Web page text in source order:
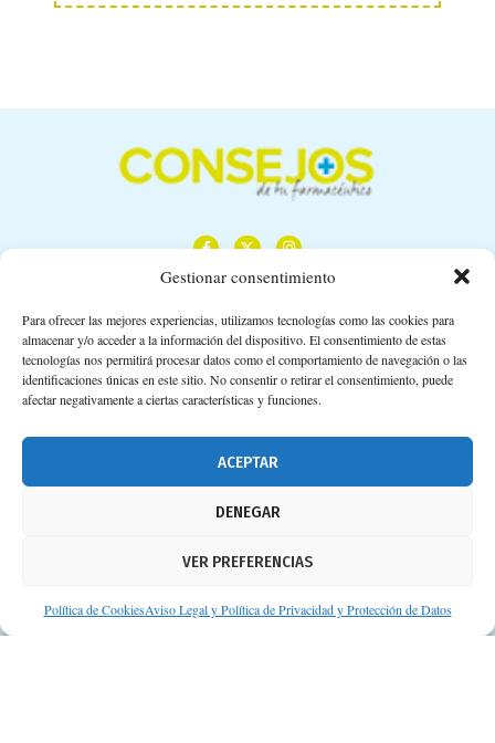
Gestionar consentimiento
Para ofrecer las mejores experiencias, utilizamos tecnologías como las cookies para
almacenar y/o acceder a la información del dispositivo. El consentimiento de estas
tecnologías nos permitirá procesar datos como el comportamiento de navegación o las
identificaciones únicas en este sitio. No consentir o retirar el consentimiento, puede
afectar negativamente a ciertas características y funciones.
ACEPTAR
DENEGAR
VER PREFERENCIAS
Política de CookiesAviso Legal y Política de Privacidad y Protección de Datos
Calle Camino de los Descubrimientos, 11,
Planta 3ª 41092 – Sevilla
674 02 62 03
Aviso legal
Protección de datos personales
Suscripción a Newsletter